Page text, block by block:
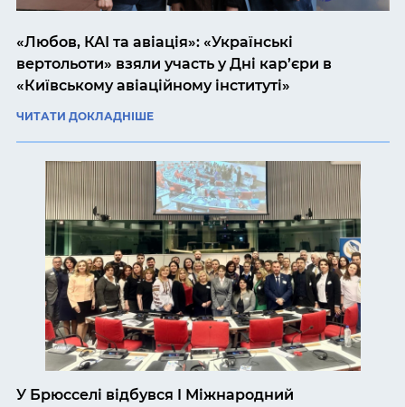
«Любов, КАІ та авіація»: «Українські
вертольоти» взяли участь у Дні кар’єри в
«Київському авіаційному інституті»
ЧИТАТИ ДОКЛАДНІШЕ
У Брюсселі відбувся I Міжнародний